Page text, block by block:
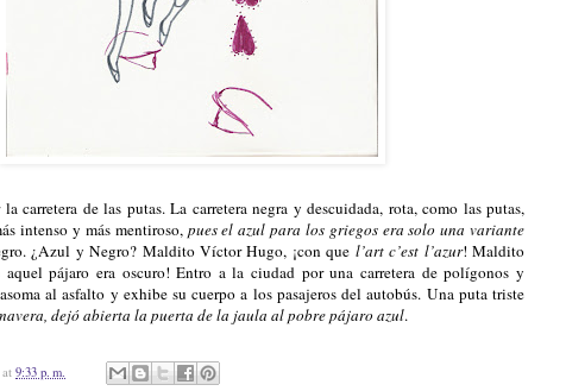
carretera de las putas. La carretera negra y descuidada, rota, como las putas,
intenso y más mentiroso, pues el azul para los griegos era solo una variante
¿Azul y Negro? Maldito Víctor Hugo, ¡con que l’art c’est l’azur! Maldito
aquel pájaro era oscuro! Entro a la ciudad por una carretera de polígonos y
al asfalto y exhibe su cuerpo a los pasajeros del autobús. Una puta triste
dejó abierta la puerta de la jaula al pobre pájaro azul.
at 9:33 p. m.